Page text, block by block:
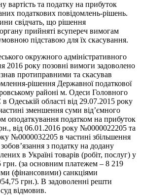
вартість та податку на прибуток
податкових повідомлень-рішень.
свідчать, що рішення
прийняті всупереч вимогам
підставою для їх скасування.
окружного адміністративного
2016 року позовні вимоги задоволено
протиправними та скасував
рішення Державної податкової
районі м. Одеси Головного
Одеській області від 29.07.2015 року
зменшення суми від’ємного
оподаткування податком на прибуток
від 06.01.2016 року №0000022205 та
№0000032205 в частині збільшення
з податку на додану
в Україні товарів (робіт, послуг) у
грн. (за основним платежем – 8 219
(фінансовими) санкціями
грн.). В задоволенні решти
відмовив.